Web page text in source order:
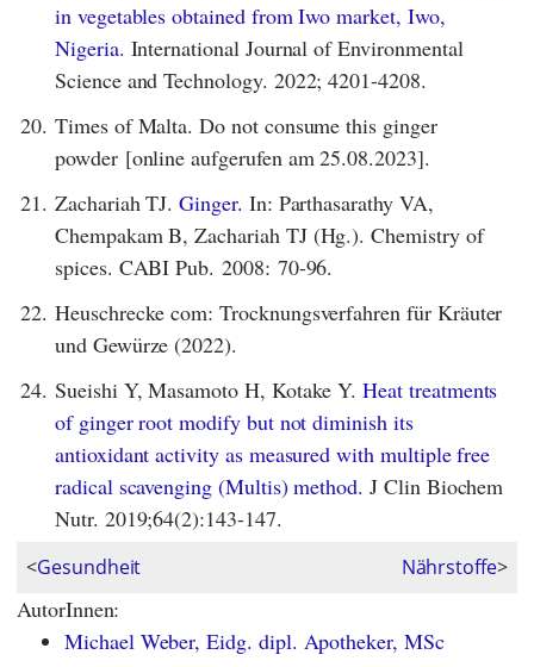
in vegetables obtained from Iwo market, Iwo,
Nigeria. International Journal of Environmental
Science and Technology. 2022; 4201-4208.
20. Times of Malta. Do not consume this ginger
powder [online aufgerufen am 25.08.2023].
21. Zachariah TJ.Ginger. In: Parthasarathy VA,
Chempakam B, Zachariah TJ (Hg.). Chemistry of
spices. CABI Pub. 2008: 70-96.
22. Heuschrecke com: Trocknungsverfahren für Kräuter
und Gewürze (2022).
24. Sueishi Y, Masamoto H, Kotake Y.Heat treatments
of ginger root modify but not diminish its
antioxidant activity as measured with multiple free
radical scavenging (Multis) method. J Clin Biochem
Nutr. 2019;64(2):143-147.
<Gesundheit Nährstoffe>
AutorInnen:
Michael Weber, Eidg. dipl. Apotheker, MSc